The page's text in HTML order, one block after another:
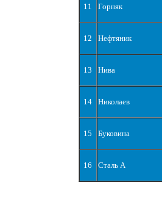
11 Горняк
12 Нефтяник
13 Нива
14 Николаев
15 Буковина
16 Сталь А